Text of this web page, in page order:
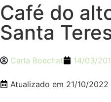
Café do
Santa
Carla Boechat 14/03/
Atualizado em 21/10/2022